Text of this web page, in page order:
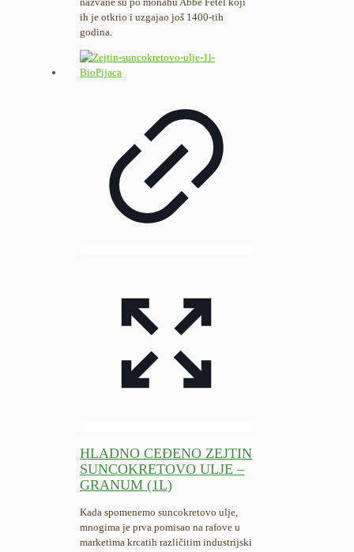
ih je otkrio i uzgajao još 1400-tih
godina.
HLADNO CEĐENO ZEJTIN
SUNCOKRETOVO ULJE –
GRANUM (1L)
Kada spomenemo suncokretovo ulje,
mnogima je prva pomisao na rafove u
marketima krcatih različitim industrijski